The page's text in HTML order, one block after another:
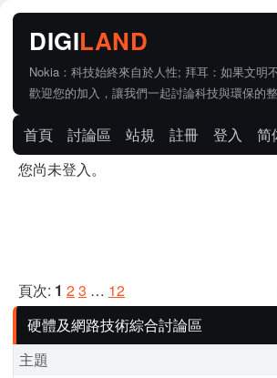
Nokia：科技始終來自於人性; 拜耳：如果文明
歡迎您的加入，讓我們一起討論科技與環保的
首頁 討論區 站規 註冊 登入 简
您尚未登入。
頁次: 1 23 … 12
硬體及網路技術綜合討論區
主題